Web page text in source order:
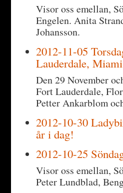
Visor oss emellan,
Engelen. Anita
Johansson.
2012-11-05
Lauderdale,
Den 29 November
Fort Lauderdale,
Petter Ankarblom
2012-10-30
år i dag!
2012-10-25
Visor oss emellan,
Peter Lundblad,